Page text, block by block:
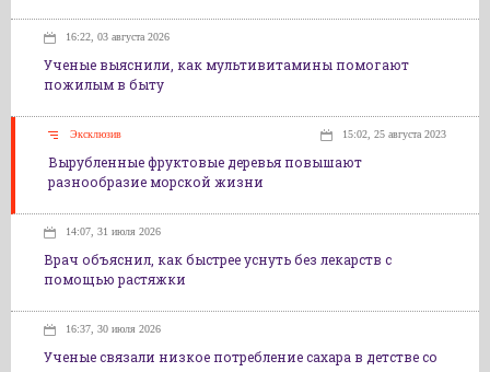
16:22, 03 августа 2026
Ученые выяснили, как мультивитамины помогают
пожилым в быту
Эксклюзив 15:02, 25 августа 2023
Вырубленные фруктовые деревья повышают
разнообразие морской жизни
14:07, 31 июля 2026
Врач объяснил, как быстрее уснуть без лекарств с
помощью растяжки
16:37, 30 июля 2026
Ученые связали низкое потребление сахара в детстве со